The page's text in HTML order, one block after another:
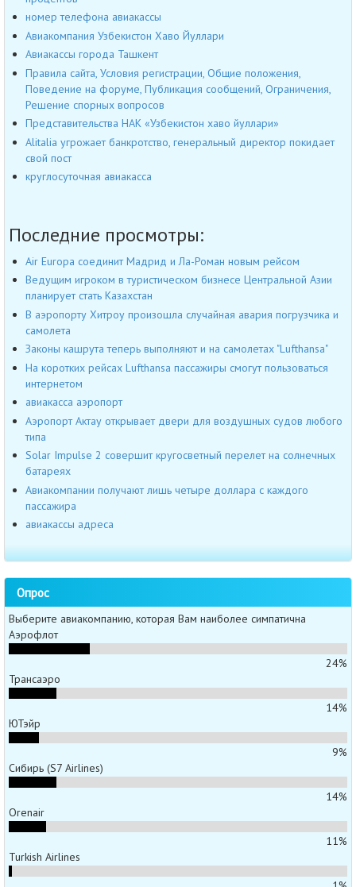
номер телефона авиакассы
Авиакомпания Узбекистон Хаво Йуллари
Авиакассы города Ташкент
Правила сайта, Условия регистрации, Общие положения,
Поведение на форуме, Публикация сообщений, Ограничения,
Решение спорных вопросов
Представительства НАК «Узбекистон хаво йуллари»
Alitalia угрожает банкротство, генеральный директор покидает
свой пост
круглосуточная авиакасса
Последние просмотры:
Air Europa соединит Мадрид и Ла-Роман новым рейсом
Ведущим игроком в туристическом бизнесе Центральной Азии
планирует стать Казахстан
В аэропорту Хитроу произошла случайная авария погрузчика и
самолета
Законы кашрута теперь выполняют и на самолетах "Lufthansa"
На коротких рейсах Lufthansa пассажиры смогут пользоваться
интернетом
авиакасса аэропорт
Аэропорт Актау открывает двери для воздушных судов любого
типа
Solar Impulse 2 совершит кругосветный перелет на солнечных
батареях
Авиакомпании получают лишь четыре доллара с каждого
пассажира
авиакассы адреса
Опрос
Выберите авиакомпанию, которая Вам наиболее симпатична
Аэрофлот
24%
Трансаэро
14%
ЮТэйр
9%
Сибирь (S7 Airlines)
14%
Orenair
11%
Turkish Airlines